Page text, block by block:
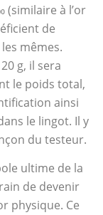
à l’or
de
mêmes.
g, il sera
le poids total,
ainsi
le lingot. Il y
du testeur.
ultime de la
de devenir
physique. Ce